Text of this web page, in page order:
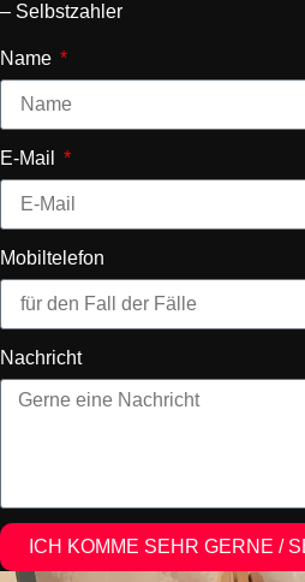
– Selbstzahler
Name
E-Mail
Mobiltelefon
Nachricht
ICH KOMME SEHR GERNE /